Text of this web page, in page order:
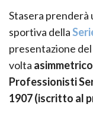
Stasera prenderà
sportiva della
presentazione del
volta asimmetrico
Professionisti
1907 (iscritto al